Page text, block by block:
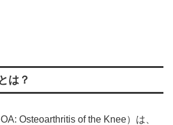
は？
Osteoarthritis of the Knee）は、